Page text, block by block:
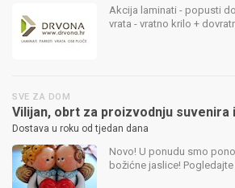
Akcija laminati - popusti
vrata - vratno krilo +
SVE ZA DOM
Dostava u roku od tjedan dana
Novo! U ponudu smo
božićne jaslice!